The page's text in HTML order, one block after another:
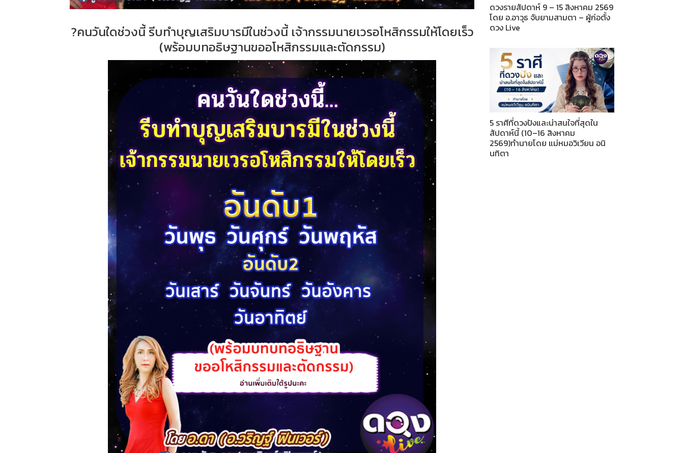
?คนวันใดช่วงนี้ รีบทำบุญเสริมบารมีในช่วงนี้ เจ้ากรรมนายเวรอโหสิกรรมให้โดยเร็ว
(พร้อมบทอธิษฐานขออโหสิกรรมและตัดกรรม)
ดวงรายสัปดาห์ 9 – 15 สิงหาคม 2569
โดย อ.อาวุธ จับยามสามตา – ผู้ก่อตั้ง
ดวง Live
5 ราศีที่ดวงปังและน่าสนใจที่สุดใน
สัปดาห์นี้ (10–16 สิงหาคม
2569)ทำนายโดย แม่หมอวิเวียน อนิ
นทิตา